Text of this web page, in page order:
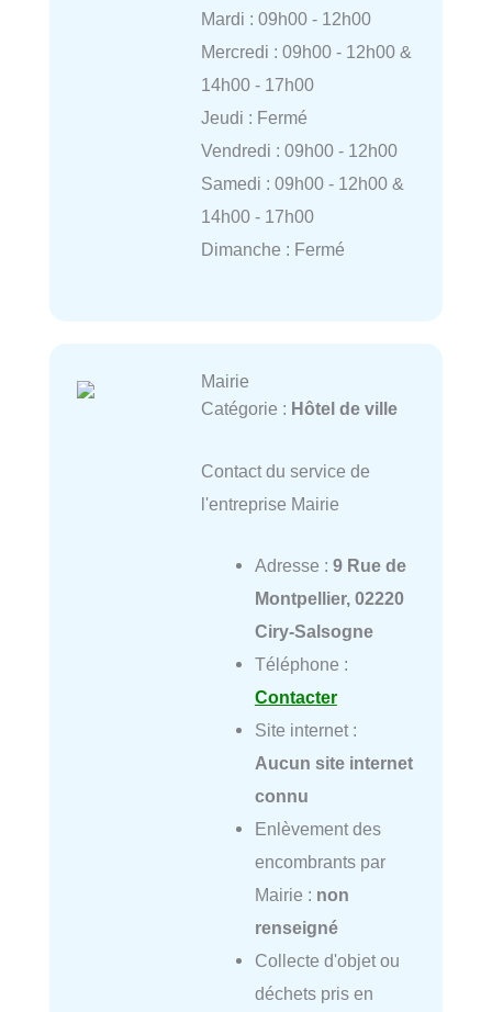
Mardi : 09h00 - 12h00
Mercredi : 09h00 - 12h00 &
14h00 - 17h00
Jeudi : Fermé
Vendredi : 09h00 - 12h00
Samedi : 09h00 - 12h00 &
14h00 - 17h00
Dimanche : Fermé
Mairie
Catégorie : Hôtel de ville
Contact du service de
l'entreprise Mairie
Adresse : 9 Rue de
Montpellier, 02220
Ciry-Salsogne
Téléphone :
Contacter
Site internet :
Aucun site internet
connu
Enlèvement des
encombrants par
Mairie : non
renseigné
Collecte d'objet ou
déchets pris en